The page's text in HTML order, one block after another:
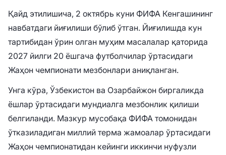
Қайд этилишича, 2 октябрь куни ФИФА Кенгашининг
навбатдаги йиғилиши бўлиб ўтган. Йиғилишда кун
тартибидан ўрин олган муҳим масалалар қаторида
2027 йилги 20 ёшгача футболчилар ўртасидаги
Жаҳон чемпионати мезбонлари аниқланган.
Унга кўра, Ўзбекистон ва Озарбайжон биргаликда
ёшлар ўртасидаги мундиалга мезбонлик қилиши
белгиланди. Мазкур мусобақа ФИФА томонидан
ўтказиладиган миллий терма жамоалар ўртасидаги
Жаҳон чемпионатидан кейинги иккинчи нуфузли